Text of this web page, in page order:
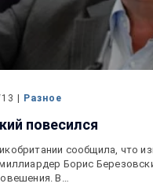
| Разное
повесился
сообщила, что
Борис
В…